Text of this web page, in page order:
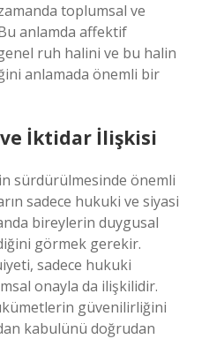
toplumsal ve
anlamda affektif
ruh halini ve bu halin
anlamada önemli bir
İktidar İlişkisi
sürdürülmesinde önemli
sadece hukuki ve siyasi
bireylerin duygusal
görmek gerekir.
sadece hukuki
onayla da ilişkilidir.
güvenilirliğini
kabulünü doğrudan